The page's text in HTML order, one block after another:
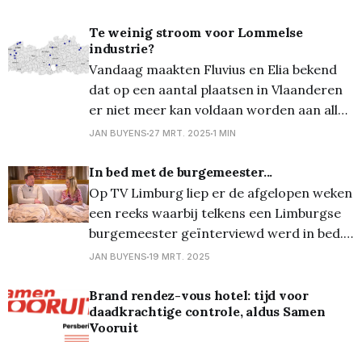
aan ZF Windpower, IPL Plastics, Prefaco,
Farm Frites en Wico. Zoals geweten
ageren de vakbonden ABVV en ACV met
deze staking o.
Te weinig stroom voor Lommelse
industrie?
Vandaag maakten Fluvius en Elia bekend
dat op een aantal plaatsen in Vlaanderen
er niet meer kan voldaan worden aan alle
stroomvragen van nieuwe bedrijven. In
zich in Lommel. Vlaams Parlementslid Kris
Verduyckt (Vooruit) is bezorgd en wijst op
een nieuwe aanpak als het gaat
JAN BUYENS 27 MRT. 2025 1 MIN
In bed met de burgemeester...
Op TV Limburg liep er de afgelopen weken
een reeks waarbij telkens een Limburgse
burgemeester geïnterviewd werd in bed...
En zo kwam vandaag onze burgemeester
heeft, kan het hier herbekijken! Bron: TV
Limburg
JAN BUYENS 19 MRT. 2025
Brand rendez-vous hotel: tijd voor
daadkrachtige controle, aldus Samen
Vooruit